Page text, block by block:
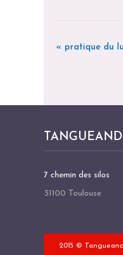
N
G
T
N
« pratique du
7 chemin des silos
31100 Toulouse
2015 ©